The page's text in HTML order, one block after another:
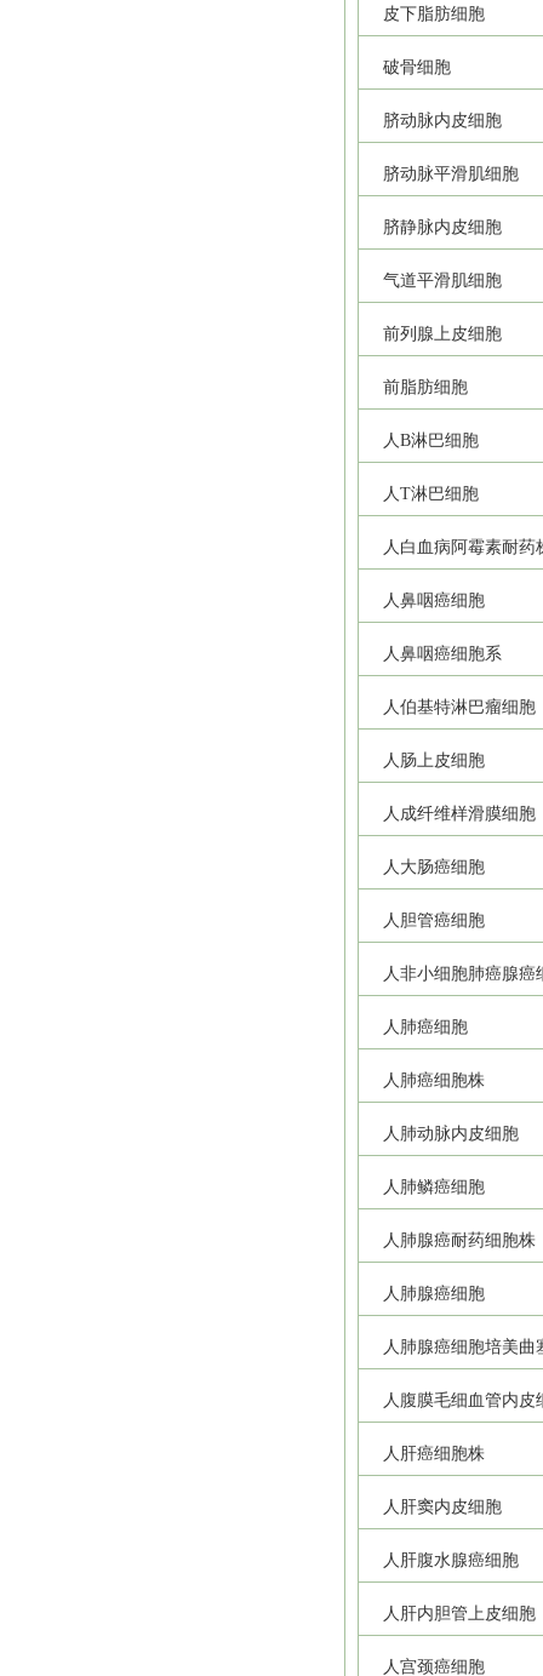
皮下脂肪细胞
破骨细胞
脐动脉内皮细胞
脐动脉平滑肌细胞
脐静脉内皮细胞
气道平滑肌细胞
前列腺上皮细胞
前脂肪细胞
人B淋巴细胞
人T淋巴细胞
人白血病阿霉素耐药
人鼻咽癌细胞
人鼻咽癌细胞系
人伯基特淋巴瘤细胞
人肠上皮细胞
人成纤维样滑膜细胞
人大肠癌细胞
人胆管癌细胞
人非小细胞肺癌腺癌
人肺癌细胞
人肺癌细胞株
人肺动脉内皮细胞
人肺鳞癌细胞
人肺腺癌耐药细胞株
人肺腺癌细胞
人肺腺癌细胞培美曲
人腹膜毛细血管内皮
人肝癌细胞株
人肝窦内皮细胞
人肝腹水腺癌细胞
人肝内胆管上皮细胞
人宫颈癌细胞